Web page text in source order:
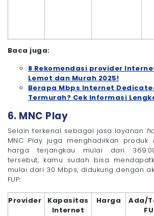
Baca juga:
8 Rekomendasi provider
Lemot dan Murah 2025!
Berapa Mbps Internet
Termurah? Cek Informasi
6. MNC Play
Selain terkenal sebagai jasa layanan
MNC Play juga menghadirkan produk
harga terjangkau mulai dari
tersebut, kamu sudah bisa
mulai dari 30 Mbps, didukung dengan
FUP.
Provider
Kapasitas
Internet
Harga
Ada/